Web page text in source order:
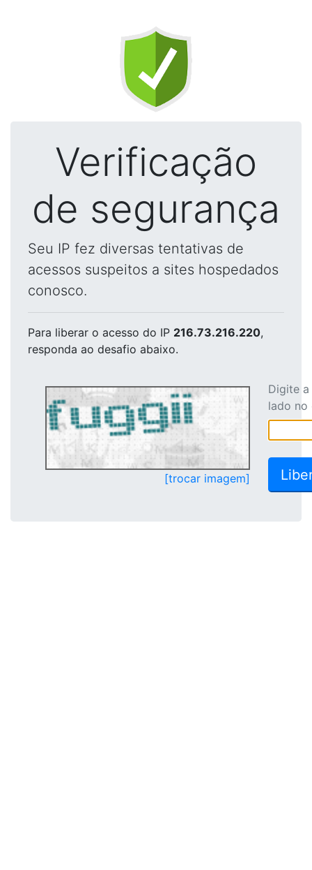
Verificação
de segurança
Seu IP fez diversas tentativas de
acessos suspeitos a sites hospedados
conosco.
Para liberar o acesso do IP 216.73.216.220,
responda ao desafio abaixo.
[trocar imagem]
Digite
lado no